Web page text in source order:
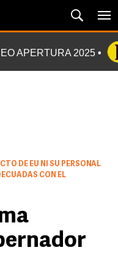
APERTURA 2025
DE EU NI SU PERSONAL
CON EL